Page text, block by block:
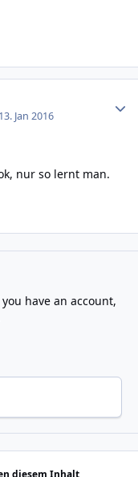
13. Jan 2016
nur so lernt man.
have an account,